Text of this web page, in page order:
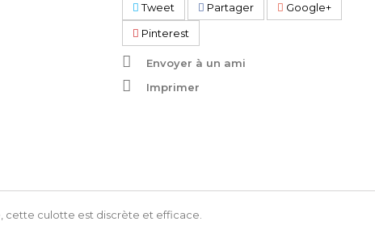
Tweet Partager
Google+
Pinterest
Envoyer à un ami
Imprimer
cette culotte est discrète et efficace.